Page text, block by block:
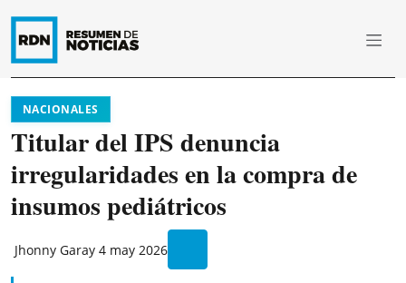
NACIONALES
Titular del IPS denuncia
irregularidades en la compra de
insumos pediátricos
Jhonny Garay 4 may 2026